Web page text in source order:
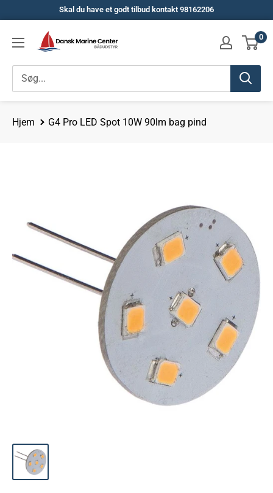
indhold
Skal du have et godt tilbud kontakt 98162206
Dansk
Marine
0
Hjem G4 Pro LED Spot 10W 90lm bag pind